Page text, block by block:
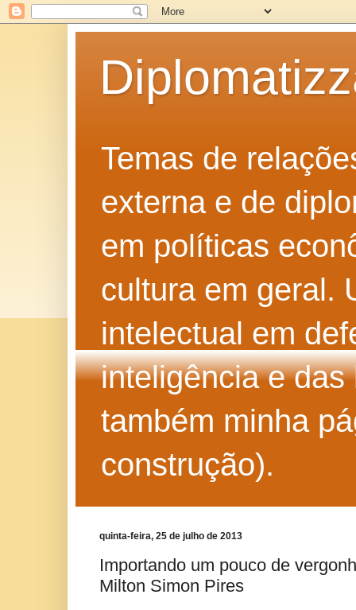
Temas de
externa e de
em políticas
cultura em geral.
intelectual em
inteligência e
também minha
construção).
quinta-feira, 25 de julho de 2013
Importando um pouco de
Milton Simon Pires